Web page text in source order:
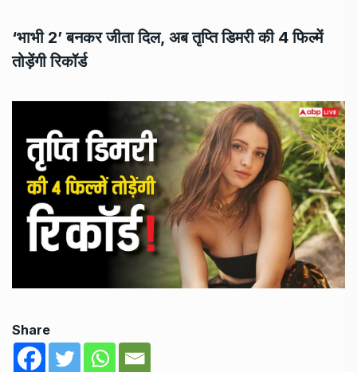
‘भाभी 2’ बनकर जीता दिल, अब तृप्ति डिमरी की 4 फिल्में
तोड़ेंगी रिकॉर्ड
Share